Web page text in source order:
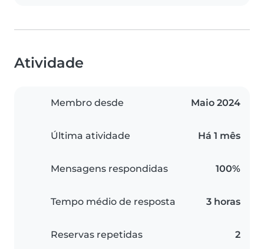
Atividade
Membro desde Maio 2024
Última atividade Há 1 mês
Mensagens respondidas 100%
Tempo médio de resposta 3 horas
Reservas repetidas 2